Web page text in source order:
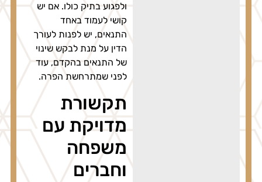
ולפגוע בתיק כולו. אם יש
קושי לעמוד באחד
התנאים, יש לפנות לעורך
הדין על מנת לבקש שינוי
של התנאים בהקדם, עוד
לפני שמתרחשת הפרה.
תקשורת
מדויקת עם
משפחה
וחברים